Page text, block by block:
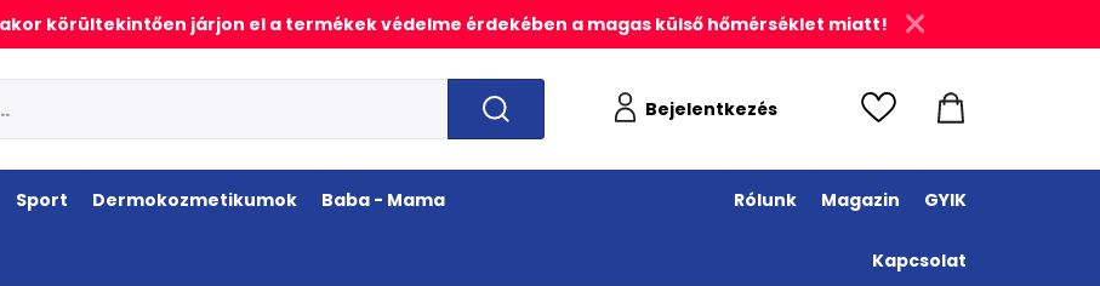
körültekintően járjon el a termékek védelme érdekében a magas külső hőmérséklet miatt!
Bejelentkezés
Sport Dermokozmetikumok Baba - Mama Rólunk Magazin GYIK
Kapcsolat